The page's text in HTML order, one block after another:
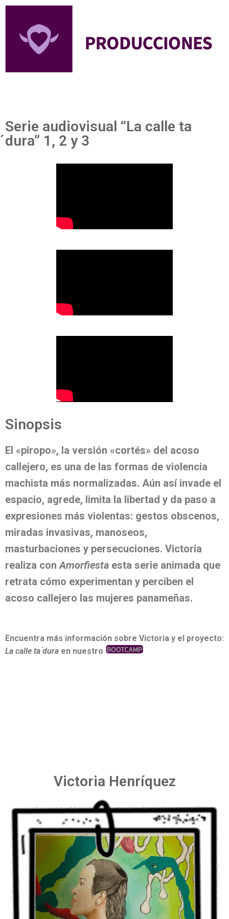
Serie audiovisual “La calle ta
́dura” 1, 2 y 3
Sinopsis
El «piropo», la versión «cortés» del acoso
callejero, es una de las formas de violencia
machista más normalizadas. Aún así invade el
espacio, agrede, limita la libertad y da paso a
expresiones más violentas: gestos obscenos,
miradas invasivas, manoseos,
masturbaciones y persecuciones. Victoria
realiza conAmorfiesta esta serie animada que
retrata cómo experimentan y perciben el
acoso callejero las mujeres panameñas.
Encuentra más información sobre Victoria y el proyecto:
La calle ta ́dura en nuestro
Victoria Henríquez